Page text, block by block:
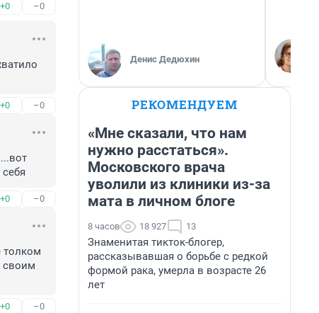
+0 –0
+0 –0
+0 –0
толком
своим
+0 –0
Денис Дедюхин
РЕКОМЕНДУЕМ
«Мне сказали, что нам
нужно расстаться».
Московского врача
уволили из клиники из-за
мата в личном блоге
8 часов 18 927 13
Знаменитая тикток-блогер,
рассказывавшая о борьбе с редкой
формой рака, умерла в возрасте 26
лет